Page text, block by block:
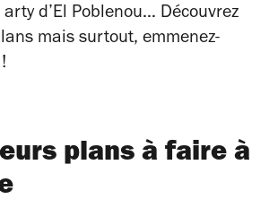
d’El Poblenou… Découvrez
mais surtout, emmenez-
plans à faire à